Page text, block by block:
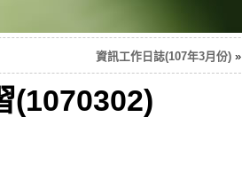
資訊工作日誌(107年3月份)»
(1070302)